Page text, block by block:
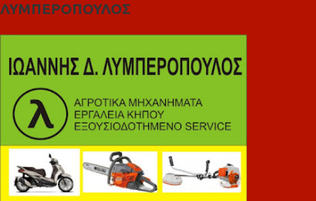
ΛΥΜΠΕΡΟΠΟΥΛΟΣ